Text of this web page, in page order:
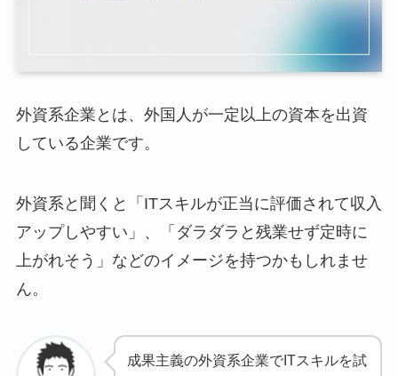
外資系企業とは、外国人が一定以上の資本を出資
している企業です。
外資系と聞くと「ITスキルが正当に評価されて収入
アップしやすい」、「ダラダラと残業せず定時に
上がれそう」などのイメージを持つかもしれませ
ん。
成果主義の外資系企業でITスキルを試